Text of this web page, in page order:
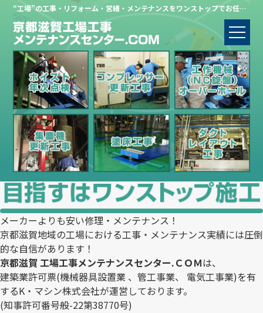
“工場”の工事・リフォーム・営繕・メンテナンスをワンストップでお任せください。
メーカーよりも安い修理・メンテナンス！
京都滋賀地域の工場における工事・メンテナンス実績には圧倒
的な自信があります！
京都滋賀 工場工事メンテナンスセンター.ＣＯＭは、
建築業許可票(機械器具設置業 、管工事業、 電気工事業)を有
するK・マシン株式会社が運営しております。
(知事許可番号般-22第38770号)